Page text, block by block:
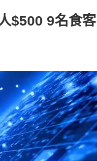
$500 9名食